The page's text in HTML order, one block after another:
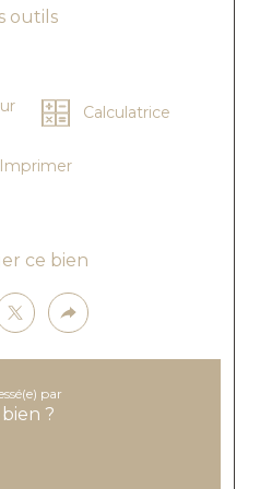
outils
Calculatrice
Imprimer
ce bien
par
?